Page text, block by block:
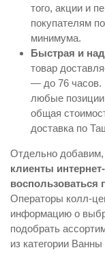
того, акции и
покупателям
минимума.
Быстрая и
товар
— до 76 часов.
любые позиции
общая
доставка по
Отдельно добавим,
клиенты
Операторы колл-
информацию о
подобрать
из категории